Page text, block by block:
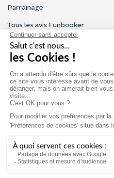
Parrainage
Tous les avis Funbooker
Particuliers, entreprises,
Notre service client est ouvert
Nous contacter
Conditions générales
Mentions légales